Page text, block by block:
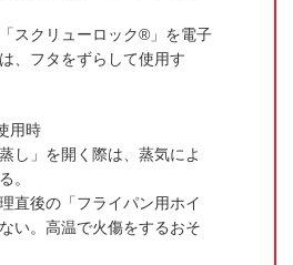
「スクリューロック®」を電子
、フタをずらして使用す
用時
し」を開く際は、蒸気によ
。
直後の「フライパン用ホイ
い。高温で火傷をするおそ